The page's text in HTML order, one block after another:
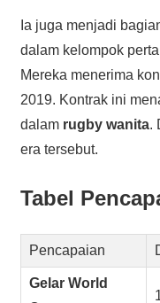
Ia juga menjadi
dalam kelompok
Mereka menerima
2019. Kontrak ini
dalam rugby wanita.
era tersebut.
Tabel
Pencapaian
Gelar World